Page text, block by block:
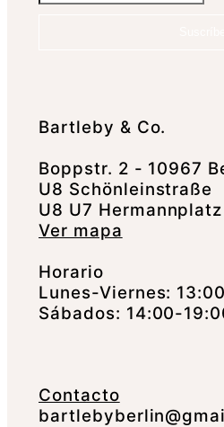
Bartleby & Co.
Boppstr. 2 - 10967
U8 Schönleinstraße
U8 U7 Hermannplatz
Ver mapa
Horario
Lunes-Viernes:
Sábados: 14:00-
Contacto